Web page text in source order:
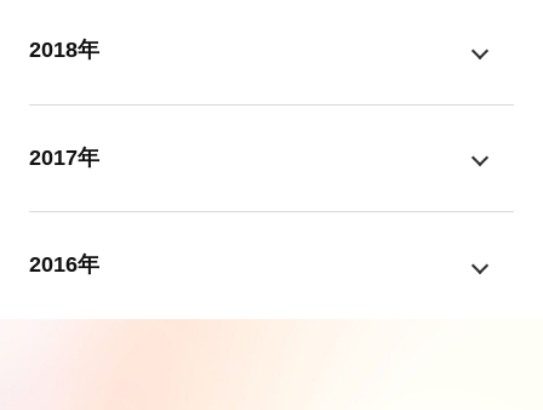
2018年
2017年
2016年